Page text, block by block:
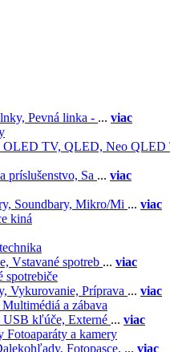
Pevná linka - ... viac
OLED TV, QLED, Neo QLED
príslušenstvo, Sa ... viac
Soundbary, Mikro/Mi ... viac
kiná
Vstavané spotreb ... viac
spotrebiče
Vykurovanie, Príprava ... viac
Multimédiá a zábava
USB kľúče, Externé ... viac
Fotoaparáty a kamery
Fotopasce, ... viac